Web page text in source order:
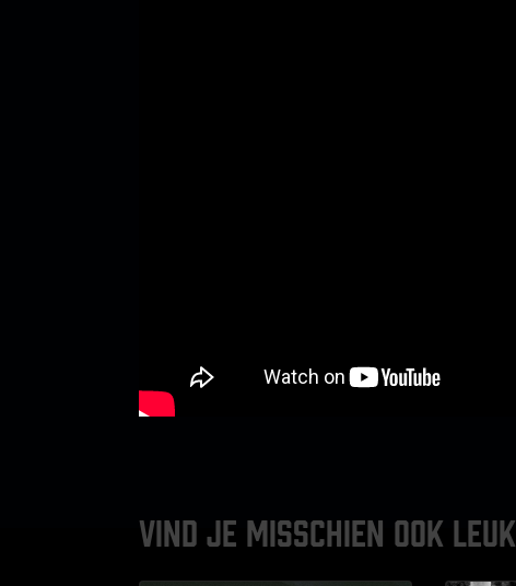
VIND JE MISSCHIEN OOK LEUK